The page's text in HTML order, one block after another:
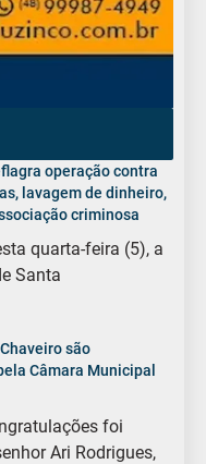
operação contra
lavagem de dinheiro,
criminosa
quarta-feira (5), a
Santa
são
Câmara Municipal
foi
Ari Rodrigues,